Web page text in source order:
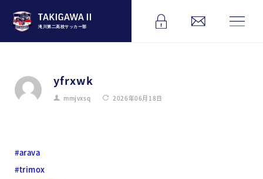
滝川第二高校サッカー部
yfrxwk
mmjvxsq 2026年06月18日
#arava
#trimox